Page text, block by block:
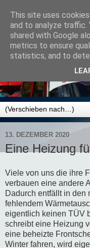
13. DEZEMBER 2020
Eine Heizung
Viele von uns die ihre
verbauen eine andere
Dadurch entfällt in den
fehlendem
eigentlich keinen TÜV
schreibt eine Heizung
eine beheizte
Winter fahren, wird
This site uses
and to analyze traffic.
shared with Google
metrics to ensure
statistics, and to